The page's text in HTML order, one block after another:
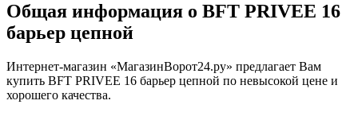
Общая информация о BFT PRIVEE 16
барьер цепной
Интернет-магазин «МагазинВорот24.ру» предлагает Вам
купить BFT PRIVEE 16 барьер цепной по невысокой цене и
хорошего качества.